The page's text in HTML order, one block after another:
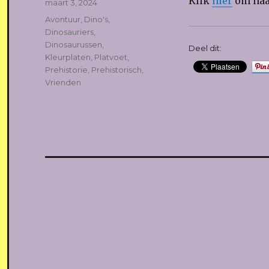
Deel dit:
maart 3, 2024
Tags
Avontuur, Dino's,
Dinosauriers,
Dinosaurussen
Kleurplaten Platvoet
Prehistorie Prehistorisch
Vrienden